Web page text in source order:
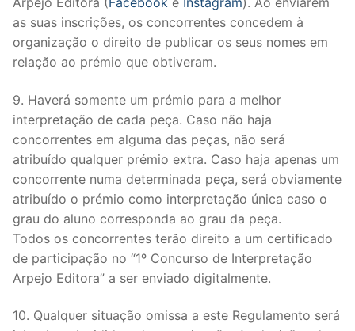
as suas inscrições, os concorrentes concedem à
organização o direito de publicar os seus nomes em
relação ao prémio que obtiveram.
9. Haverá somente um prémio para a melhor
interpretação de cada peça. Caso não haja
concorrentes em alguma das peças, não será
atribuído qualquer prémio extra. Caso haja apenas um
concorrente numa determinada peça, será obviamente
atribuído o prémio como interpretação única caso o
grau do aluno corresponda ao grau da peça.
Todos os concorrentes terão direito a um certificado
de participação no “1º Concurso de Interpretação
Arpejo Editora” a ser enviado digitalmente.
10. Qualquer situação omissa a este Regulamento será